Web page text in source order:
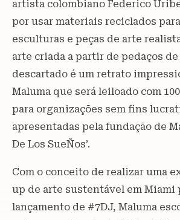
artista colombiano Federico
por usar materiais reciclados
esculturas e peças de arte
arte criada a partir de pedaços
descartado é um retrato
Maluma que será leiloado com
para organizações sem fins
apresentadas pela fundação de
De Los SueÑos’.
Com o conceito de realizar uma
up de arte sustentável em Miami
lançamento de #7DJ, Maluma